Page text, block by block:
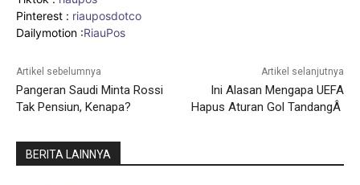
Pinterest : riauposdotco
Dailymotion :RiauPos
Artikel sebelumnya
Pangeran Saudi Minta Rossi
Tak Pensiun, Kenapa?
Artikel selanjutnya
Ini Alasan Mengapa UEFA
Hapus Aturan Gol TandangÂ
BERITA LAINNYA